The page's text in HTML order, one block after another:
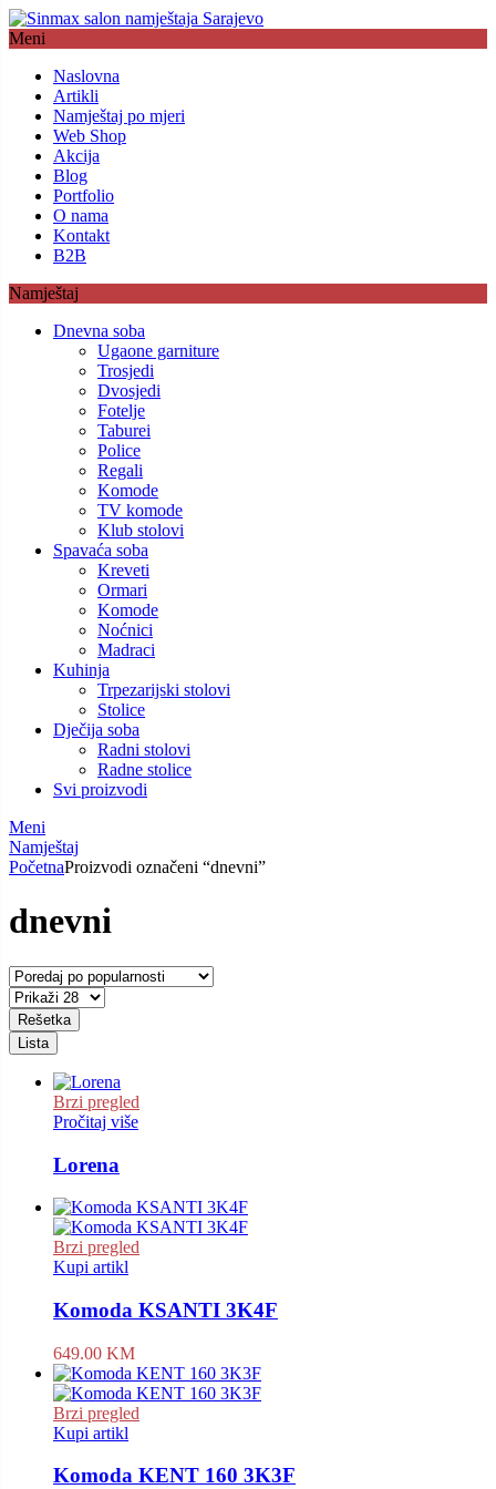
Meni
Naslovna
Artikli
Namještaj po mjeri
Web Shop
Akcija
Blog
Portfolio
O nama
Kontakt
B2B
Namještaj
Dnevna soba
Ugaone garniture
Trosjedi
Dvosjedi
Fotelje
Taburei
Police
Regali
Komode
TV komode
Klub stolovi
Spavaća soba
Kreveti
Ormari
Komode
Noćnici
Madraci
Kuhinja
Trpezarijski stolovi
Stolice
Dječija soba
Radni stolovi
Radne stolice
Svi proizvodi
Meni
Namještaj
PočetnaProizvodi označeni “dnevni”
dnevni
Rešetka
Lista
Brzi pregled
Pročitaj više
Lorena
Brzi pregled
Kupi artikl
Komoda KSANTI 3K4F
649.00 KM
Brzi pregled
Kupi artikl
Komoda KENT 160 3K3F